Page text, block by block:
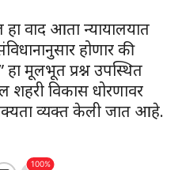
हा वाद आता न्यायालयात
होणार की
हा मूलभूत प्रश्न उपस्थित
शहरी विकास धोरणावर
व्यक्त केली जात आहे.